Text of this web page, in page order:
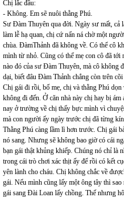
Chị lắc đầu:
- Không. Em sẽ nuôi thằng Phú.
Sư Đàm Thuyên qua đời. Ngày sư mất, cả
làm lễ hạ quan, chị cứ nấn ná chờ một
chùa. ĐàmThảnh đã không về. Có thể cô
mình từ nhỏ. Cũng có thể mẹ con cô đã
nào đó của sư Đàm Thuyên, mà cô không
dại, biết đâu Đàm Thảnh chẳng còn trên cõi
Chị gái đi rồi, bố mẹ, chị và thằng Phú dọn
không đi đến. Ở căn nhà này chị hay bị
nay ở trường về chị thấy bực mình vì
mà con người ấy ngày trước chị đã từng
Thằng Phú càng lầm lì hơn trước. Chị gái
nó sang. Nhưng sẽ không bao giờ có cái
bạn gái thật khủng khiếp. Chúng nó chỉ là
trong cái trò chơi xác thịt ấy để rồi có kết
yên lành cho cháu. Chị không chắc về
gái. Nếu mình cũng lấy một ông tây thì
gái sang Đài Loan lấy chồng. Thế nhưng